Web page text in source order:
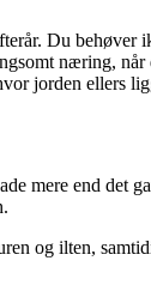
Du
næring, når
jorden ellers
mere end
og ilten,